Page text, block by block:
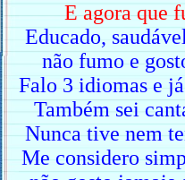
E agora que
Educado,
não fumo e
Falo 3 idiomas e
Também sei
Nunca tive nem
Me considero